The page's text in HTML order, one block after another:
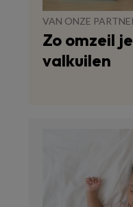
VAN ONZE
Zo omzeil
valkuilen